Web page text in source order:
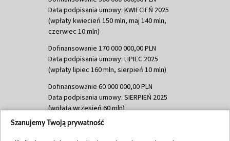
Data podpisania umowy: KWIECIEŃ 2025
(wpłaty kwiecień 150 mln, maj 140 mln,
czerwiec 10 mln)
Dofinansowanie 170 000 000,00 PLN
Data podpisania umowy: LIPIEC 2025
(wpłaty lipiec 160 mln, sierpień 10 mln)
Dofinansowanie 60 000 000,00 PLN
Data podpisania umowy: SIERPIEŃ 2025
(wpłata wrzesień 60 mln)
Dofinansowanie 635 783 051,21 PLN
Szanujemy Twoją prywatność